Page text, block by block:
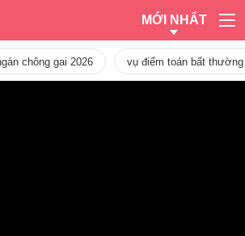
MỚI NHẤT
chông gai 2026 vụ điểm toán bất